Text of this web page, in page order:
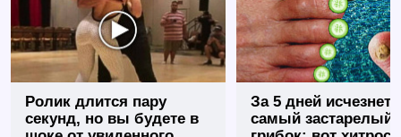
Ролик длится пару
секунд, но вы будете в
За 5 дней исчезнет
самый застарелый